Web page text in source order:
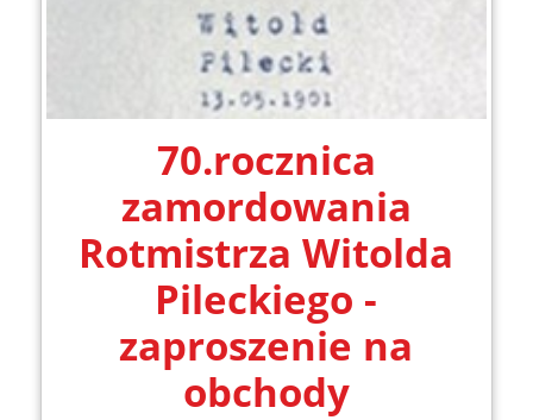
70.rocznica
zamordowania
Rotmistrza Witolda
Pileckiego -
zaproszenie na
obchody